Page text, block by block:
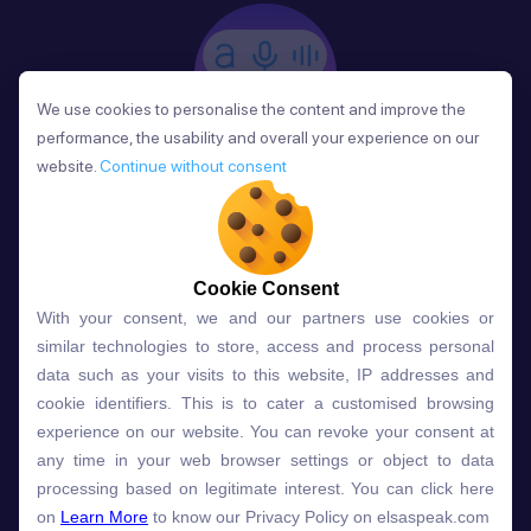
Phản Hồi
Sau mỗi bài học, người học nhận phản hồi về phát
âm và ngữ pháp ngay lập tức, giúp cải thiện kỹ năng
và tiến bộ nhanh chóng.
Lựa chọn gói học ELSA dành
cho bạn
We use cookies to personalise the content and improve the
performance, the usability and overall your experience on our
website. Continue without consent
Cookie Consent
With your consent, we and our partners use cookies or
similar technologies to store, access and process personal
data such as your visits to this website, IP addresses and
cookie identifiers. This is to cater a customised browsing
experience on our website. You can revoke your consent at
any time in your web browser settings or object to data
processing based on legitimate interest. You can click here
on Learn More to know our Privacy Policy on elsaspeak.com
We use cookies to personalise the content and improve the
performance, the usability and overall your experience on our
website. Continue without consent
Cookie Consent
With your consent, we and our partners use cookies or
similar technologies to store, access and process personal
data such as your visits to this website, IP addresses and
cookie identifiers. This is to cater a customised browsing
experience on our website. You can revoke your consent at
any time in your web browser settings or object to data
processing based on legitimate interest. You can click here
on Learn More to know our Privacy Policy on elsaspeak.com